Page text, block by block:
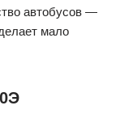
автобусов —
мало